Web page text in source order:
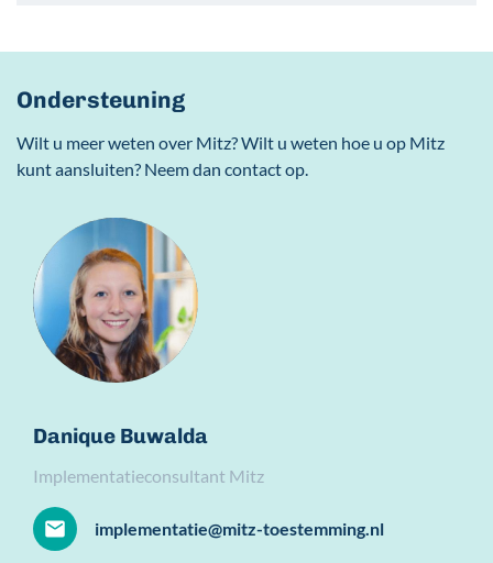
Ondersteuning
Wilt u meer weten over Mitz? Wilt u weten hoe u op Mitz
kunt aansluiten? Neem dan contact op.
Danique Buwalda
Implementatieconsultant Mitz
implementatie@mitz-toestemming.nl